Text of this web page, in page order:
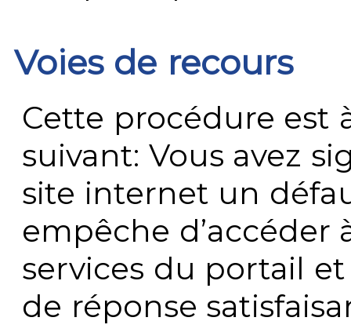
Voies de recours
Cette procédure est
suivant: Vous avez
site internet un
empêche
services du portail
de réponse